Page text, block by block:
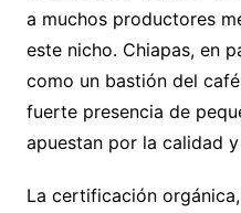
a muchos productores
este nicho. Chiapas, en
como un bastión del
fuerte presencia de
apuestan por la calidad
La certificación